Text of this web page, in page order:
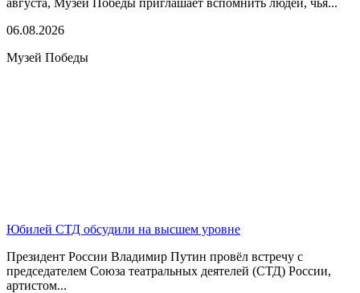
06.08.2026
Музей Победы
Юбилей СТД обсудили на высшем уровне
Президент России Владимир Путин провёл встречу с
председателем Союза театральных деятелей (СТД) России,
артистом...